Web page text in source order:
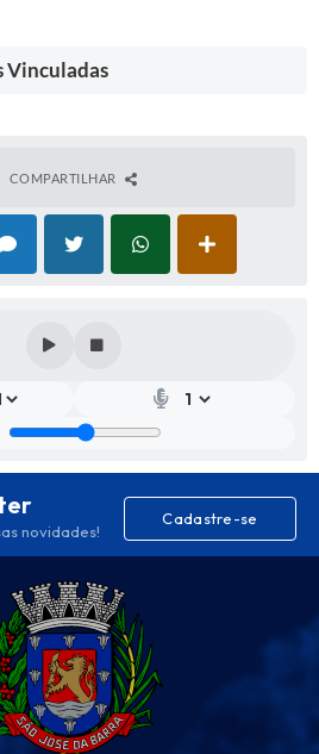
Vinculadas
COMPARTILHAR
novidades!
Cadastre-se